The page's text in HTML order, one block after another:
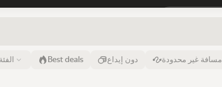
9 أغسطس الفئة Best deals دون إيداع مسافة غير محدودة